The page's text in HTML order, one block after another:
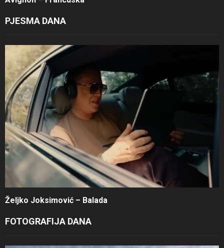
PJESMA DANA
Željko Joksimović – Balada
FOTOGRAFIJA DANA